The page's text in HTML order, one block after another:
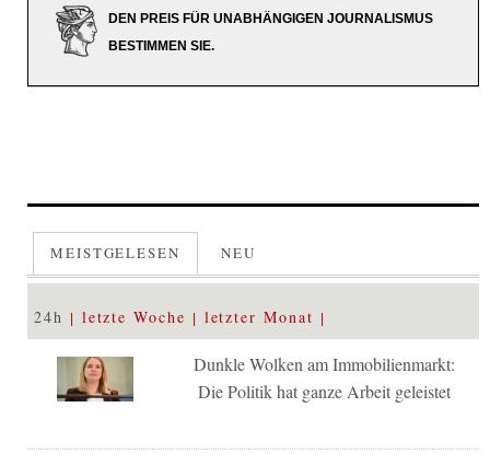
DEN PREIS FÜR UNABHÄNGIGEN JOURNALISMUS
BESTIMMEN SIE.
MEISTGELESEN NEU
24h letzte Woche letzter Monat
Dunkle Wolken am Immobilienmarkt:
Die Politik hat ganze Arbeit geleistet